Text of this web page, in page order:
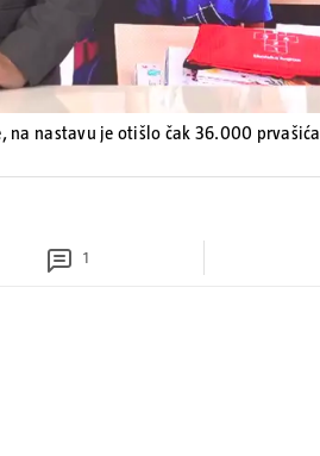
na nastavu je otišlo čak 36.000 prvašića
1